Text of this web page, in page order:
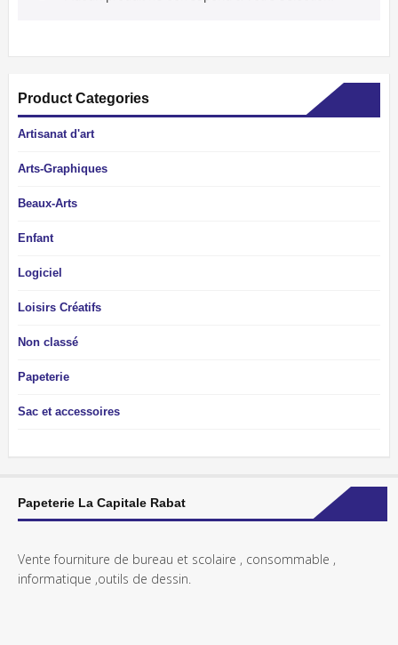
Product Categories
Artisanat d'art
Arts-Graphiques
Beaux-Arts
Enfant
Logiciel
Loisirs Créatifs
Non classé
Papeterie
Sac et accessoires
Papeterie La Capitale Rabat
Vente fourniture de bureau et scolaire , consommable ,
informatique ,outils de dessin.